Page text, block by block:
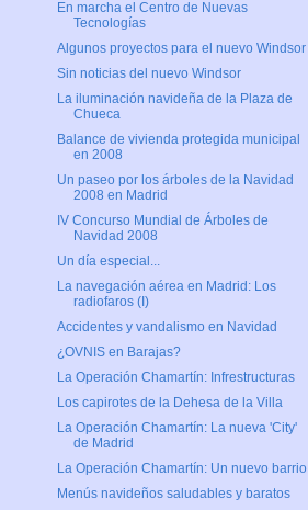
En marcha el Centro de Nuevas
Tecnologías
Algunos proyectos para el nuevo Windsor
Sin noticias del nuevo Windsor
La iluminación navideña de la Plaza de
Chueca
Balance de vivienda protegida municipal
en 2008
Un paseo por los árboles de la Navidad
2008 en Madrid
IV Concurso Mundial de Árboles de
Navidad 2008
Un día especial...
La navegación aérea en Madrid: Los
radiofaros (I)
Accidentes y vandalismo en Navidad
¿OVNIS en Barajas?
La Operación Chamartín: Infrestructuras
Los capirotes de la Dehesa de la Villa
La Operación Chamartín: La nueva 'City'
de Madrid
La Operación Chamartín: Un nuevo barrio
Menús navideños saludables y baratos